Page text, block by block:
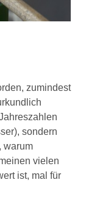
zumindest
sondern
warum
vielen
ist, mal für